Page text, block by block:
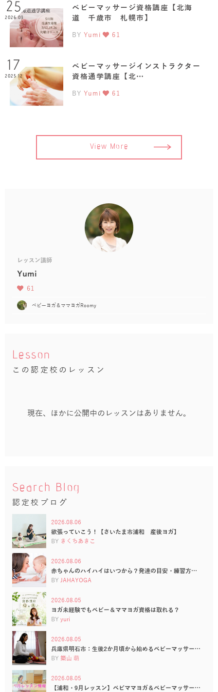
25
2026.03
ベビーマッサージ資格講座【北海
道 千歳市 札幌市】
BY Yumi 61
17
2025.12
ベビーマッサージインストラクター
資格通学講座【北…
BY Yumi 61
View More
レッスン講師
Yumi
61
ベビーヨガ＆ママヨガRoomy
Lesson
この認定校のレッスン
現在、ほかに公開中のレッスンはありません。
Search Blog
認定校ブログ
2026.08.06
欲張っていこう！【さいたま市浦和 産後ヨガ】
BY きくちあきこ
2026.08.06
赤ちゃんのハイハイはいつから？発達の目安・練習方…
BY JAHAYOGA
2026.08.05
ヨガ未経験でもベビー＆ママヨガ資格は取れる？
BY yuri
2026.08.05
兵庫県明石市：生後2か月頃から始めるベビーマッサー…
BY 築山 萌
2026.08.05
【浦和・9月レッスン】ベビママヨガ＆ベビーマッサー…